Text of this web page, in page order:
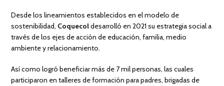
Desde los lineamientos establecidos en el modelo de
sostenibilidad, Coquecoldesarrolló en 2021 su estrategia social a
través de los ejes de acción de educación, familia, medio
ambiente y relacionamiento.
Así como logró beneficiar más de 7 mil personas, las cuales
participaron en talleres de formación para padres, brigadas de